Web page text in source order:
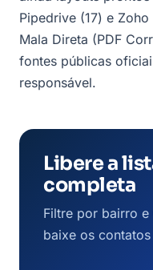
Pipedrive (17) e
Mala Direta (PDF
fontes públicas
responsável.
Libere a
completa
Filtre por bairro e
baixe os